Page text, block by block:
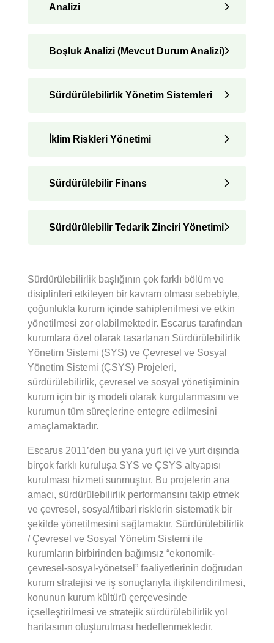
Analizi
Boşluk Analizi (Mevcut Durum Analizi)
Sürdürülebilirlik Yönetim Sistemleri
İklim Riskleri Yönetimi
Sürdürülebilir Finans
Sürdürülebilir Tedarik Zinciri Yönetimi
Sürdürülebilirlik başlığının çok farklı bölüm ve
disiplinleri etkileyen bir kavram olması sebebiyle,
çoğunlukla kurum içinde sahiplenilmesi ve etkin
yönetilmesi zor olabilmektedir. Escarus tarafından
kurumlara özel olarak tasarlanan Sürdürülebilirlik
Yönetim Sistemi (SYS) ve Çevresel ve Sosyal
Yönetim Sistemi (ÇSYS) Projeleri,
sürdürülebilirlik, çevresel ve sosyal yönetişiminin
kurum için bir iş modeli olarak kurgulanmasını ve
kurumun tüm süreçlerine entegre edilmesini
amaçlamaktadır.
Escarus 2011’den bu yana yurt içi ve yurt dışında
birçok farklı kuruluşa SYS ve ÇSYS altyapısı
kurulması hizmeti sunmuştur. Bu projelerin ana
amacı, sürdürülebilirlik performansını takip etmek
ve çevresel, sosyal/itibari risklerin sistematik bir
şekilde yönetilmesini sağlamaktır. Sürdürülebilirlik
/ Çevresel ve Sosyal Yönetim Sistemi ile
kurumların birbirinden bağımsız “ekonomik-
çevresel-sosyal-yönetsel” faaliyetlerinin doğrudan
kurum stratejisi ve iş sonuçlarıyla ilişkilendirilmesi,
konunun kurum kültürü çerçevesinde
içselleştirilmesi ve stratejik sürdürülebilirlik yol
haritasının oluşturulması hedeflenmektedir.